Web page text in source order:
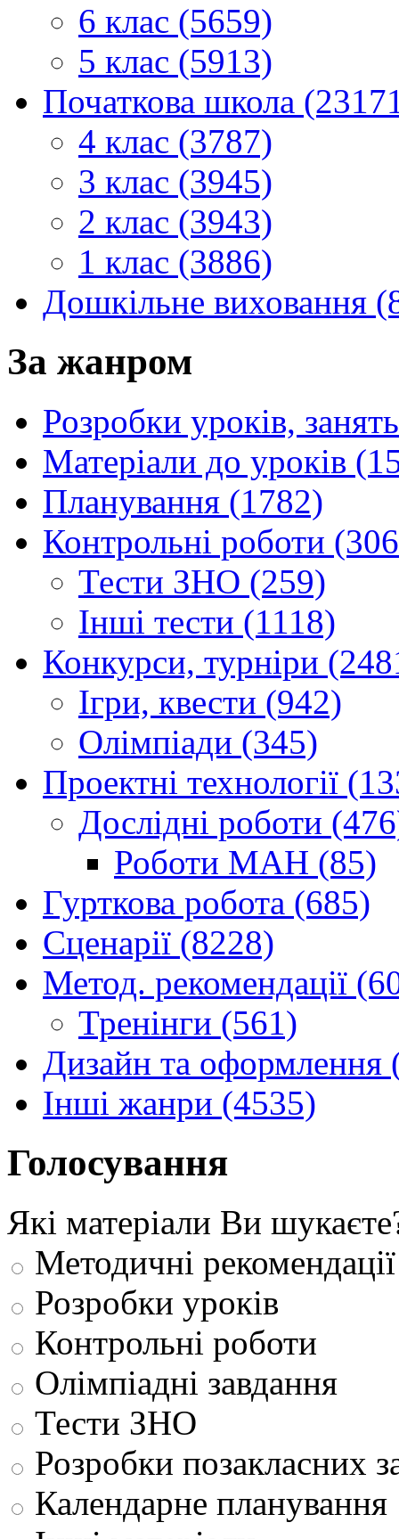
6 клас (5659)
5 клас (5913)
Початкова школа
4 клас (3787)
3 клас (3945)
2 клас (3943)
1 клас (3886)
Дошкільне виховання
За жанром
Розробки уроків,
Матеріали до уроків
Планування (1782)
Контрольні роботи
Тести ЗНО (259)
Інші тести (1118)
Конкурси, турніри
Ігри, квести (942)
Олімпіади (345)
Проектні технології
Дослідні роботи
Роботи МАН (85)
Гурткова робота (685)
Сценарії (8228)
Метод. рекомендації
Тренінги (561)
Дизайн та оформлення
Інші жанри (4535)
Голосування
Які матеріали Ви
Методичні рекомендації
Розробки уроків
Контрольні роботи
Олімпіадні завдання
Тести ЗНО
Розробки позакласних
Календарне планування